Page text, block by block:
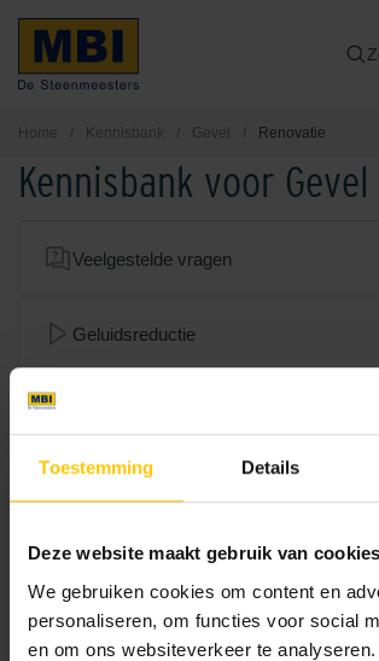
Toestemming Details
Deze website maakt gebruik van cookies
We gebruiken cookies om content en
personaliseren, om functies voor social
en om ons websiteverkeer te
Home / Kennisbank / Gevel / Renovatie
Kennisbank voor Gevel
Veelgestelde vragen
Geluidsreductie
Wooninspiratie
Onderhoud